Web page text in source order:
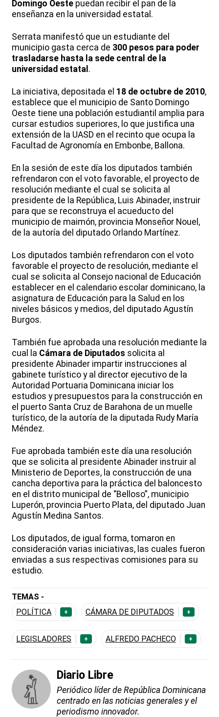
Domingo Oeste puedan recibir el pan de la
enseñanza en la universidad estatal.
Serrata manifestó que un estudiante del
municipio gasta cerca de 300 pesos para poder
trasladarse hasta la sede central de la
universidad estatal .
La iniciativa, depositada el 18 de octubre de 2010,
establece que el municipio de Santo Domingo
Oeste tiene una población estudiantil amplia para
cursar estudios superiores, lo que justifica una
extensión de la UASD en el recinto que ocupa la
Facultad de Agronomía en Embonbe, Ballona.
En la sesión de este día los diputados también
refrendaron con el voto favorable, el proyecto de
resolución mediante el cual se solicita al
presidente de la República, Luis Abinader, instruir
para que se reconstruya el acueducto del
municipio de maimón, provincia Monseñor Nouel,
de la autoría del diputado Orlando Martínez.
Los diputados también refrendaron con el voto
favorable el proyecto de resolución, mediante el
cual se solicita al Consejo nacional de Educación
establecer en el calendario escolar dominicano, la
asignatura de Educación para la Salud en los
niveles básicos y medios, del diputado Agustín
Burgos.
También fue aprobada una resolución mediante la
cual la Cámara de Diputados solicita al
presidente Abinader impartir instrucciones al
gabinete turístico y al director ejecutivo de la
Autoridad Portuaria Dominicana iniciar los
estudios y presupuestos para la construcción en
el puerto Santa Cruz de Barahona de un muelle
turístico, de la autoría de la diputada Rudy María
Méndez.
Fue aprobada también este día una resolución
que se solicita al presidente Abinader instruir al
Ministerio de Deportes, la construcción de una
cancha deportiva para la práctica del baloncesto
en el distrito municipal de “Belloso”, municipio
Luperón, provincia Puerto Plata, del diputado Juan
Agustín Medina Santos.
Los diputados, de igual forma, tomaron en
consideración varias iniciativas, las cuales fueron
enviadas a sus respectivas comisiones para su
estudio.
TEMAS -
POLÍTICA
+ CÁMARA DE DIPUTADOS +
LEGISLADORES + ALFREDO PACHECO +
Diario Libre
Periódico líder de República Dominicana
centrado en las noticias generales y el
periodismo innovador.